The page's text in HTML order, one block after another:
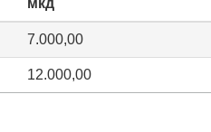
мкд
7.000,00
12.000,00